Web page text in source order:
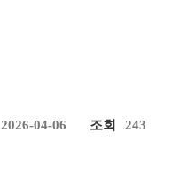
2026-04-06 조회 243